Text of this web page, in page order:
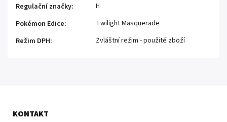
Regulační značky:
H
Pokémon Edice:
Twilight Masquerade
Režim DPH: Zvláštní režim - použité zboží
KONTAKT